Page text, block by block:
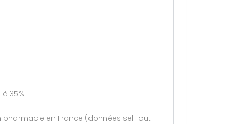
35%.
en France (données sell-out –